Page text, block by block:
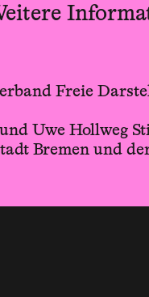
Freie
Uwe Hollweg
Bremen und